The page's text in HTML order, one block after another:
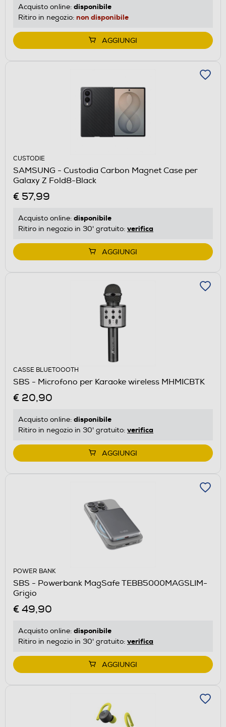
Acquisto online: disponibile
Ritiro in negozio: non disponibile
AGGIUNGI
CUSTODIE
SAMSUNG - Custodia Carbon Magnet Case per
Galaxy Z Fold8-Black
€ 57,99
Acquisto online: disponibile
Ritiro in negozio in 30' gratuito: verifica
AGGIUNGI
CASSE BLUETOOOTH
SBS - Microfono per Karaoke wireless MHMICBTK
€ 20,90
Acquisto online: disponibile
Ritiro in negozio in 30' gratuito: verifica
AGGIUNGI
POWER BANK
SBS - Powerbank MagSafe TEBB5000MAGSLIM-
Grigio
€ 49,90
Acquisto online: disponibile
Ritiro in negozio in 30' gratuito: verifica
AGGIUNGI